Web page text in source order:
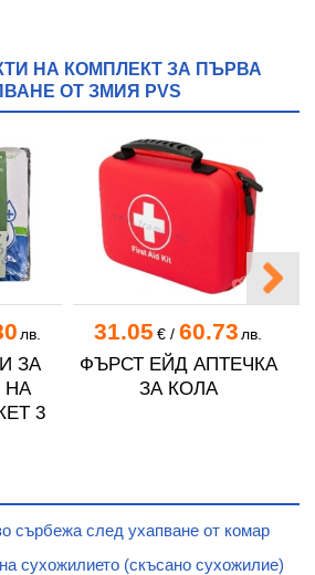
НА КОМПЛЕКТ ЗА ПЪРВА
ОТ ЗМИЯ PVS
лв.
ЗА
НА
3
31.05 €/ 60.73 лв.
ФЪРСТ ЕЙД АПТЕЧКА
ЗА КОЛА
сърбежа след ухапване от комар
сухожилието (скъсано сухожилие)